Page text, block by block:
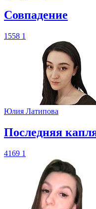
​Совпадение
1558 1
Юлия Латипова
​Последняя
4169 1